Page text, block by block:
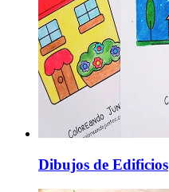
Dibujos de Edificios